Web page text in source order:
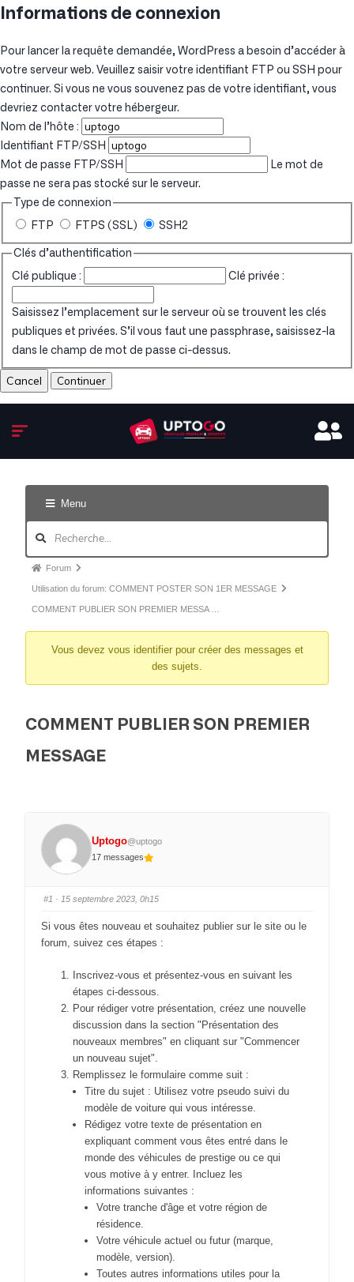
Informations de connexion
Pour lancer la requête demandée, WordPress a besoin d’accéder à
votre serveur web. Veuillez saisir votre identifiant FTP ou SSH pour
continuer. Si vous ne vous souvenez pas de votre identifiant, vous
devriez contacter votre hébergeur.
Nom de l’hôte :
Identifiant FTP/SSH
Mot de passe FTP/SSH
Le mot de
passe ne sera pas stocké sur le serveur.
Type de connexion
FTP FTPS (SSL) SSH2
Clés d’authentification
Clé publique : Clé privée :
Saisissez l’emplacement sur le serveur où se trouvent les clés
publiques et privées. S’il vous faut une passphrase, saisissez-la
dans le champ de mot de passe ci-dessus.
Cancel
Menu
Forum
Utilisation du forum: COMMENT POSTER SON 1ER MESSAGE
COMMENT PUBLIER SON PREMIER MESSA …
Vous devez vous identifier pour créer des messages et
des sujets.
COMMENT PUBLIER SON PREMIER
MESSAGE
Uptogo@uptogo
17 messages
#1 · 15 septembre 2023, 0h15
Si vous êtes nouveau et souhaitez publier sur le site ou le
forum, suivez ces étapes :
Inscrivez-vous et présentez-vous en suivant les
étapes ci-dessous.
Pour rédiger votre présentation, créez une nouvelle
discussion dans la section "Présentation des
nouveaux membres" en cliquant sur "Commencer
un nouveau sujet".
Remplissez le formulaire comme suit :
Titre du sujet : Utilisez votre pseudo suivi du
modèle de voiture qui vous intéresse.
Rédigez votre texte de présentation en
expliquant comment vous êtes entré dans le
monde des véhicules de prestige ou ce qui
vous motive à y entrer. Incluez les
informations suivantes :
Votre tranche d'âge et votre région de
résidence.
Votre véhicule actuel ou futur (marque,
modèle, version).
Toutes autres informations utiles pour la